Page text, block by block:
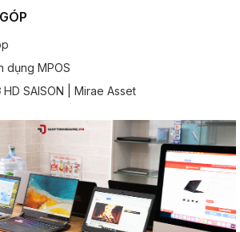
Cell
11
dụng MPOS
SAISON | Mirae Asset